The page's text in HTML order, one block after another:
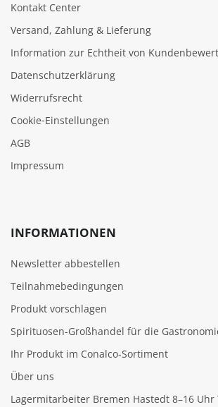
Kontakt Center
Versand, Zahlung & Lieferung
Information zur Echtheit von
Datenschutzerklärung
Widerrufsrecht
Cookie‑Einstellungen
AGB
Impressum
INFORMATIONEN
Newsletter abbestellen
Teilnahmebedingungen
Produkt vorschlagen
Spirituosen-Großhandel für die
Ihr Produkt im Conalco-Sortiment
Über uns
Lagermitarbeiter Bremen Hastedt 8–16 Uhr